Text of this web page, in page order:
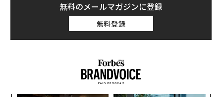
無料のメールマガジンに登録
無料登録